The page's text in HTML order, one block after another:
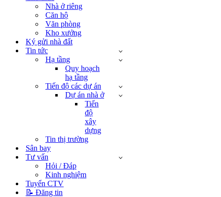
Nhà ở riêng
Căn hộ
Văn phòng
Kho xưởng
Ký gửi nhà đất
Tin tức
Hạ tầng
Quy hoạch
hạ tầng
Tiến độ các dự án
Dự án nhà ở
Tiến
độ
xây
dựng
Tin thị trường
Sân bay
Tư vấn
Hỏi / Đáp
Kinh nghiệm
Tuyển CTV
📝 Đăng tin